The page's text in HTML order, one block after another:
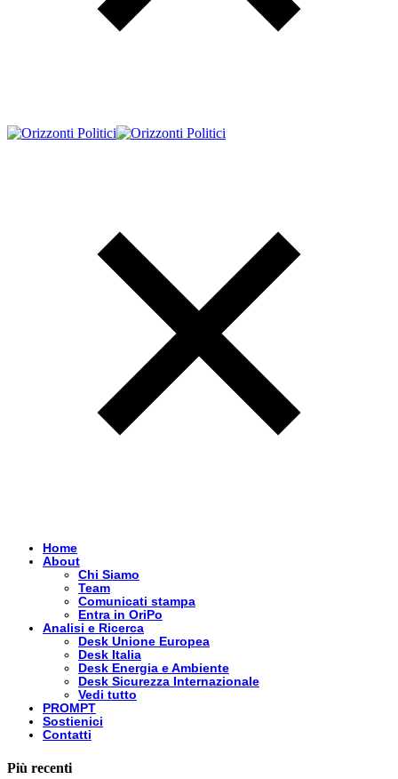
Home
About
Chi Siamo
Team
Comunicati stampa
Entra in OriPo
Analisi e Ricerca
Desk Unione Europea
Desk Italia
Desk Energia e Ambiente
Desk Sicurezza Internazionale
Vedi tutto
PROMPT
Sostienici
Contatti
Più recenti